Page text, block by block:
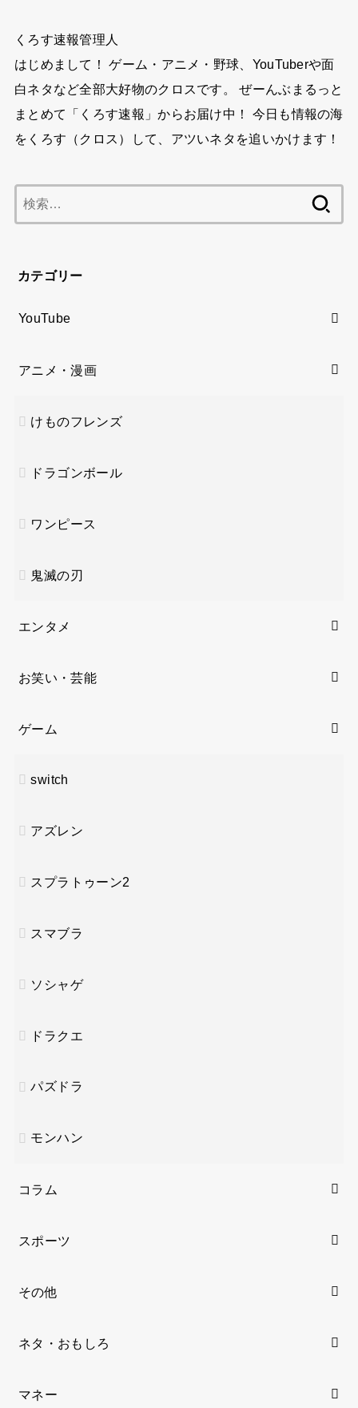
くろす速報管理人
はじめまして！ ゲーム・アニメ・野球、YouTuberや面
白ネタなど全部大好物のクロスです。 ぜーんぶまるっと
まとめて「くろす速報」からお届け中！ 今日も情報の海
をくろす（クロス）して、アツいネタを追いかけます！
索:
カテゴリー
YouTube
アニメ・漫画
けものフレンズ
ドラゴンボール
ワンピース
鬼滅の刃
エンタメ
お笑い・芸能
ゲーム
switch
アズレン
スプラトゥーン2
スマブラ
ソシャゲ
ドラクエ
パズドラ
モンハン
コラム
スポーツ
その他
ネタ・おもしろ
マネー